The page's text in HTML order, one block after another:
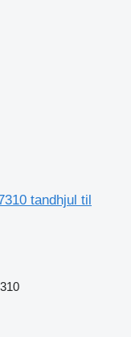
tandhjul til